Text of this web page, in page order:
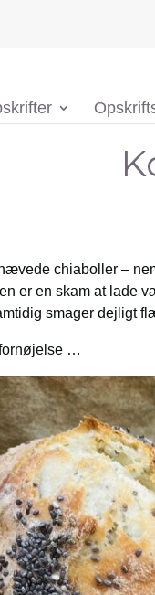
chiaboller –
er en skam at lade
smager dejligt
…